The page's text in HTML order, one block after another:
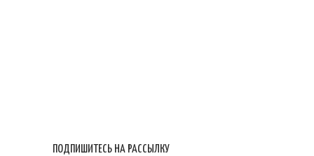
ПОДПИШИТЕСЬ НА РАССЫЛКУ